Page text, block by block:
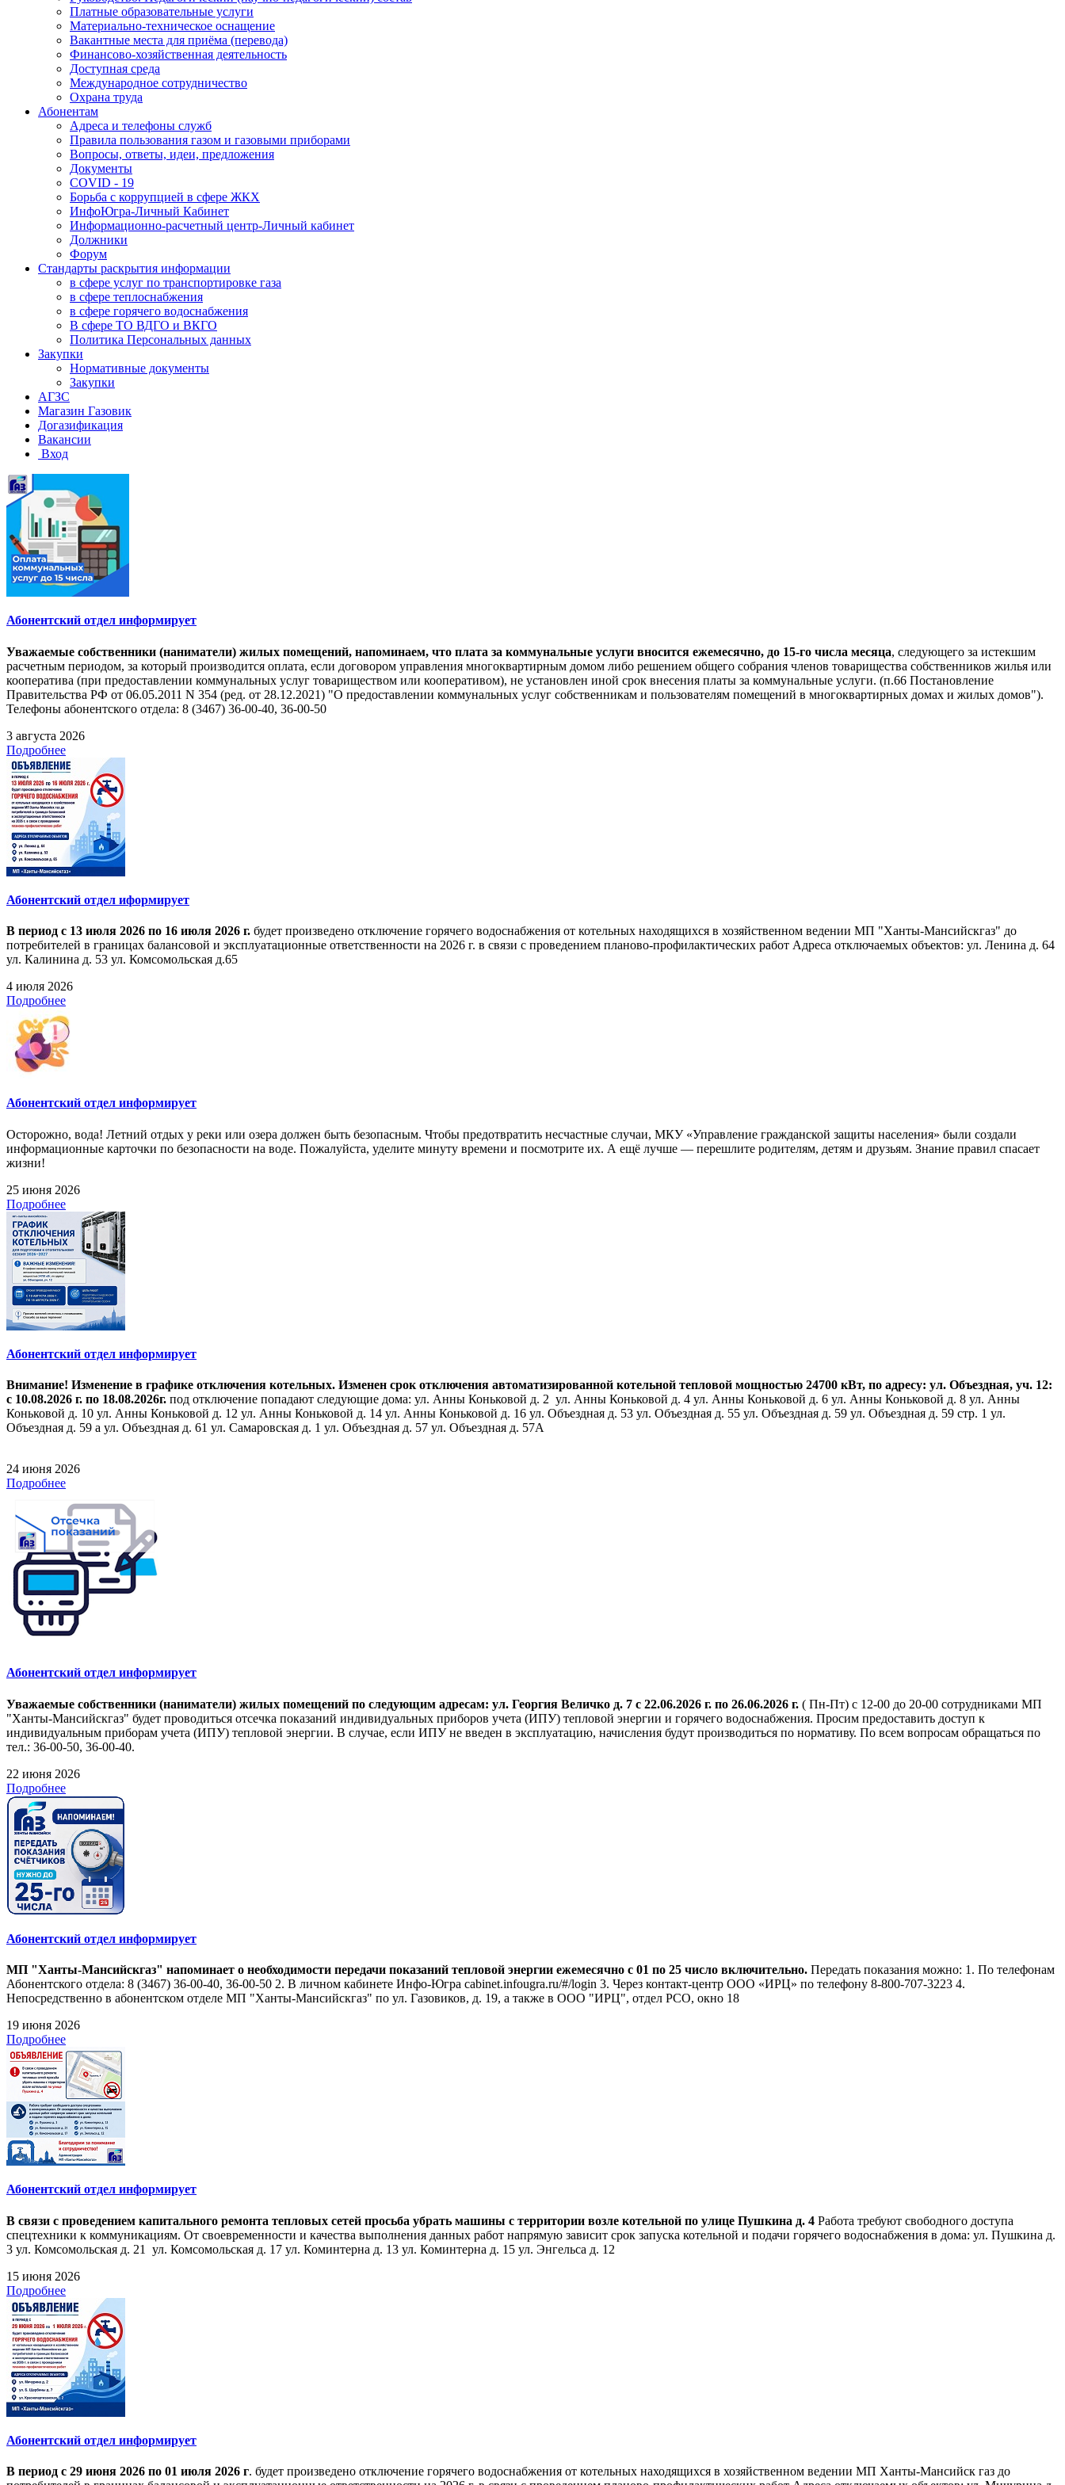
Платные образовательные услуги
Материально-техническое оснащение
Вакантные места для приёма (перевода)
Финансово-хозяйственная деятельность
Доступная среда
Международное сотрудничество
Охрана труда
Абонентам
Адреса и телефоны служб
Правила пользования газом и газовыми приборами
Вопросы, ответы, идеи, предложения
Документы
COVID - 19
Борьба с коррупцией в сфере ЖКХ
ИнфоЮгра-Личный Кабинет
Информационно-расчетный центр-Личный кабинет
Должники
Форум
Стандарты раскрытия информации
в сфере услуг по транспортировке газа
в сфере теплоснабжения
в сфере горячего водоснабжения
В сфере ТО ВДГО и ВКГО
Политика Персональных данных
Закупки
Нормативные документы
Закупки
АГЗС
Магазин Газовик
Догазификация
Вакансии
Вход
Абонентский отдел информирует
Уважаемые собственники (наниматели) жилых помещений, напоминаем, что плата за коммунальные услуги вносится ежемесячно, до 15-го числа месяца, следующего за истекшим
расчетным периодом, за который производится оплата, если договором управления многоквартирным домом либо решением общего собрания членов товарищества собственников жилья или
кооператива (при предоставлении коммунальных услуг товариществом или кооперативом), не установлен иной срок внесения платы за коммунальные услуги. (п.66 Постановление
Правительства РФ от 06.05.2011 N 354 (ред. от 28.12.2021) "О предоставлении коммунальных услуг собственникам и пользователям помещений в многоквартирных домах и жилых домов").
Телефоны абонентского отдела: 8 (3467) 36-00-40, 36-00-50
3 августа 2026
Подробнее
Абонентский отдел иформирует
В период с 13 июля 2026 по 16 июля 2026 г. будет произведено отключение горячего водоснабжения от котельных находящихся в хозяйственном ведении МП "Ханты-Мансийскгаз" до
потребителей в границах балансовой и эксплуатационные ответственности на 2026 г. в связи с проведением планово-профилактических работ Адреса отключаемых объектов: ул. Ленина д. 64
ул. Калинина д. 53 ул. Комсомольская д.65
4 июля 2026
Подробнее
Абонентский отдел информирует
Осторожно, вода! Летний отдых у реки или озера должен быть безопасным. Чтобы предотвратить несчастные случаи, МКУ «Управление гражданской защиты населения» были создали
информационные карточки по безопасности на воде. Пожалуйста, уделите минуту времени и посмотрите их. А ещё лучше — перешлите родителям, детям и друзьям. Знание правил спасает
жизни!
25 июня 2026
Подробнее
Абонентский отдел информирует
Внимание! Изменение в графике отключения котельных. Изменен срок отключения автоматизированной котельной тепловой мощностью 24700 кВт, по адресу: ул. Объездная, уч. 12:
с 10.08.2026 г. по 18.08.2026г. под отключение попадают следующие дома: ул. Анны Коньковой д. 2 ул. Анны Коньковой д. 4 ул. Анны Коньковой д. 6 ул. Анны Коньковой д. 8 ул. Анны
Коньковой д. 10 ул. Анны Коньковой д. 12 ул. Анны Коньковой д. 14 ул. Анны Коньковой д. 16 ул. Объездная д. 53 ул. Объездная д. 55 ул. Объездная д. 59 ул. Объездная д. 59 стр. 1 ул.
Объездная д. 59 а ул. Объездная д. 61 ул. Самаровская д. 1 ул. Объездная д. 57 ул. Объездная д. 57А
24 июня 2026
Подробнее
Абонентский отдел информирует
Уважаемые собственники (наниматели) жилых помещений по следующим адресам: ул. Георгия Величко д. 7 с 22.06.2026 г. по 26.06.2026 г. ( Пн-Пт) с 12-00 до 20-00 сотрудниками МП
"Ханты-Мансийскгаз" будет проводиться отсечка показаний индивидуальных приборов учета (ИПУ) тепловой энергии и горячего водоснабжения. Просим предоставить доступ к
индивидуальным приборам учета (ИПУ) тепловой энергии. В случае, если ИПУ не введен в эксплуатацию, начисления будут производиться по нормативу. По всем вопросам обращаться по
тел.: 36-00-50, 36-00-40.
22 июня 2026
Подробнее
Абонентский отдел информирует
МП "Ханты-Мансийскгаз" напоминает о необходимости передачи показаний тепловой энергии ежемесячно с 01 по 25 число включительно. Передать показания можно: 1. По телефонам
Абонентского отдела: 8 (3467) 36-00-40, 36-00-50 2. В личном кабинете Инфо-Югра cabinet.infougra.ru/#/login 3. Через контакт-центр ООО «ИРЦ» по телефону 8-800-707-3223 4.
Непосредственно в абонентском отделе МП "Ханты-Мансийскгаз" по ул. Газовиков, д. 19, а также в ООО "ИРЦ", отдел РСО, окно 18
19 июня 2026
Подробнее
Абонентский отдел информирует
В связи с проведением капитального ремонта тепловых сетей просьба убрать машины с территории возле котельной по улице Пушкина д. 4 Работа требуют свободного доступа
спецтехники к коммуникациям. От своевременности и качества выполнения данных работ напрямую зависит срок запуска котельной и подачи горячего водоснабжения в дома: ул. Пушкина д.
3 ул. Комсомольская д. 21 ул. Комсомольская д. 17 ул. Коминтерна д. 13 ул. Коминтерна д. 15 ул. Энгельса д. 12
15 июня 2026
Подробнее
Абонентский отдел информирует
В период с 29 июня 2026 по 01 июля 2026 г. будет произведено отключение горячего водоснабжения от котельных находящихся в хозяйственном ведении МП Ханты-Мансийск газ до